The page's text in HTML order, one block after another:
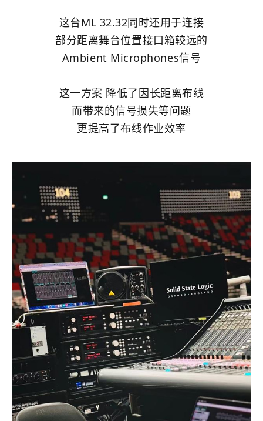
这台ML 32.32同时还用于连接
部分距离舞台位置接口箱较远的
Ambient Microphones信号
这一方案 降低了因长距离布线
而带来的信号损失等问题
更提高了布线作业效率